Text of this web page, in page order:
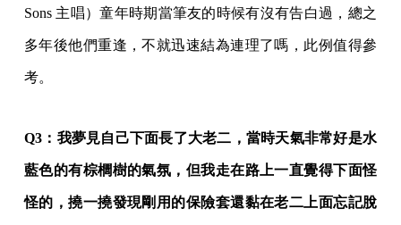
Sons 主唱）童年時期當筆友的時候有沒有告白過，總之
多年後他們重逢，不就迅速結為連理了嗎，此例值得參
考。
Q3：我夢見自己下面長了大老二，當時天氣非常好是水
藍色的有棕櫚樹的氣氛，但我走在路上一直覺得下面怪
怪的，撓一撓發現剛用的保險套還黏在老二上面忘記脫